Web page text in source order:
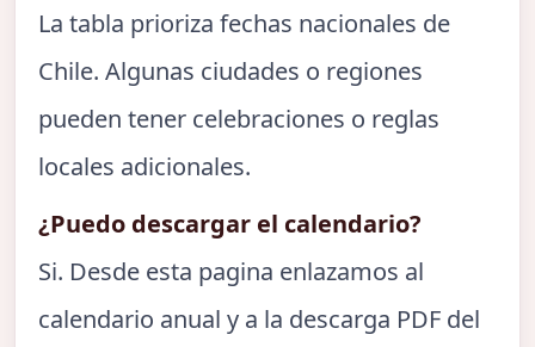
La tabla prioriza fechas nacionales de
Chile. Algunas ciudades o regiones
pueden tener celebraciones o reglas
locales adicionales.
¿Puedo descargar el calendario?
Si. Desde esta pagina enlazamos al
calendario anual y a la descarga PDF del